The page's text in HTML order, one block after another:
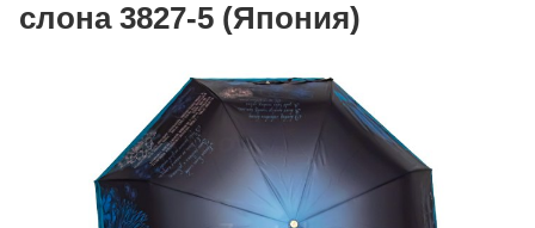
слона 3827-5 (Япония)